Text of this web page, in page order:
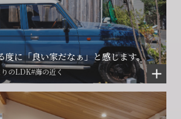
度に「良い家だなぁ」と感じます。
りのLDK#海の近く